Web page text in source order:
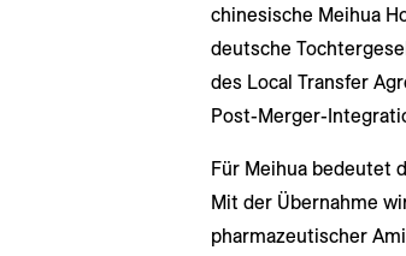
chinesische Meihua
deutsche
des Local Transfer
Post-Merger-
Für Meihua bedeutet
Mit der Übernahme
pharmazeutischer